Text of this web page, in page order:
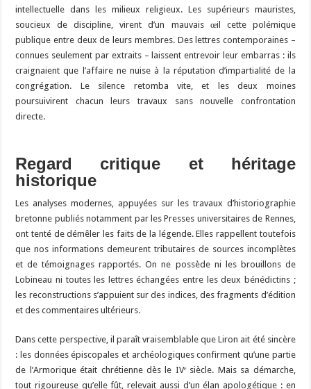
intellectuelle dans les milieux religieux. Les supérieurs mauristes,
soucieux de discipline, virent d’un mauvais œil cette polémique
publique entre deux de leurs membres. Des lettres contemporaines –
connues seulement par extraits – laissent entrevoir leur embarras : ils
craignaient que l’affaire ne nuise à la réputation d’impartialité de la
congrégation. Le silence retomba vite, et les deux moines
poursuivirent chacun leurs travaux sans nouvelle confrontation
directe.
Regard critique et héritage
historique
Les analyses modernes, appuyées sur les travaux d’historiographie
bretonne publiés notamment par les Presses universitaires de Rennes,
ont tenté de démêler les faits de la légende. Elles rappellent toutefois
que nos informations demeurent tributaires de sources incomplètes
et de témoignages rapportés. On ne possède ni les brouillons de
Lobineau ni toutes les lettres échangées entre les deux bénédictins ;
les reconstructions s’appuient sur des indices, des fragments d’édition
et des commentaires ultérieurs.
Dans cette perspective, il paraît vraisemblable que Liron ait été sincère
: les données épiscopales et archéologiques confirment qu’une partie
de l’Armorique était chrétienne dès le IVᵉ siècle. Mais sa démarche,
tout rigoureuse qu’elle fût, relevait aussi d’un élan apologétique : en